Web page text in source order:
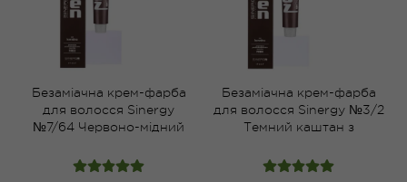
Безаміачна крем-фарба
для волосся Sinergy
№7/64 Червоно-мідний
Безаміачна крем-фарба
для волосся Sinergy №3/2
Темний каштан з
мл